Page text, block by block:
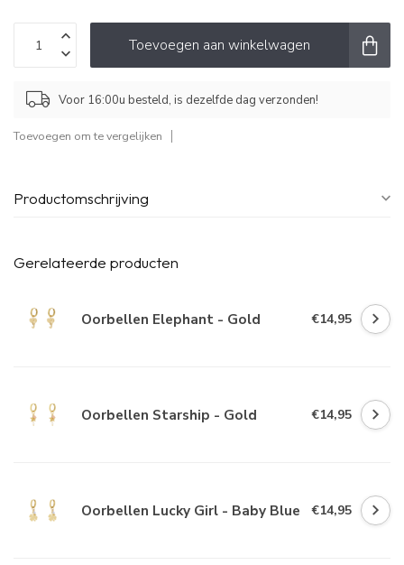
Toevoegen aan winkelwagen
Voor 16:00u besteld, is dezelfde dag verzonden!
Toevoegen om te vergelijken
Productomschrijving
Gerelateerde producten
Oorbellen Elephant - Gold €14,95
Oorbellen Starship - Gold €14,95
Oorbellen Lucky Girl - Baby Blue €14,95